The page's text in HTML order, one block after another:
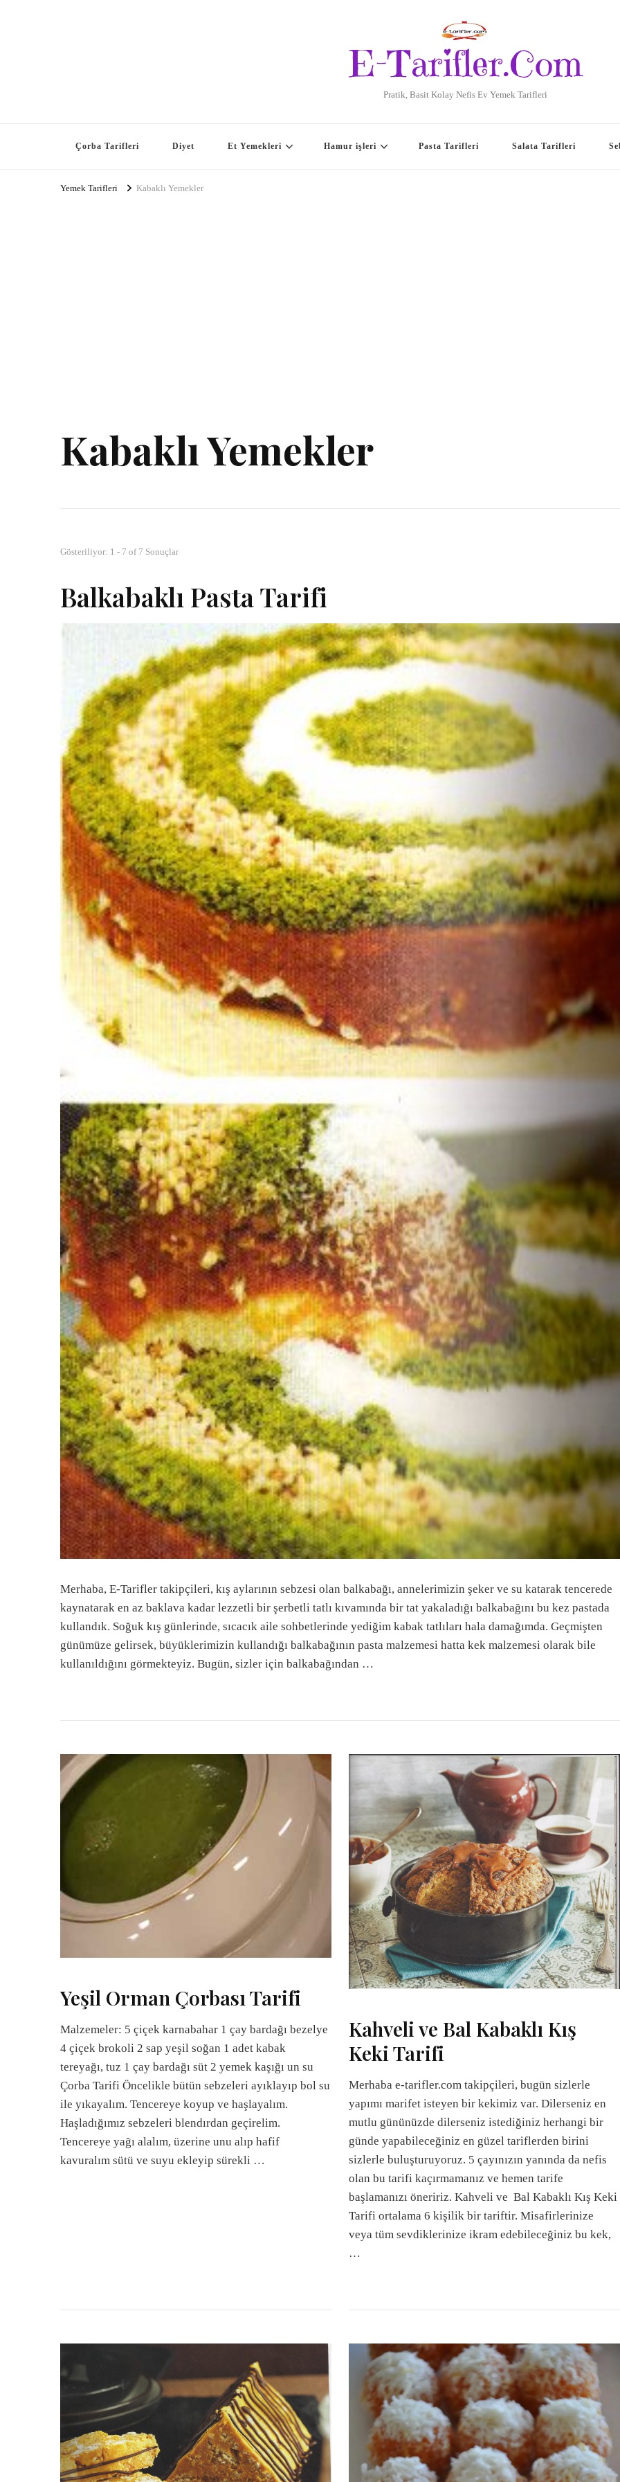
E-Tarifler.Com
Pratik, Basit Kolay Nefis Ev Yemek Tarifleri
Çorba Tarifleri Diyet Et Yemekleri Hamur işleri Pasta Tarifleri Salata Tarifleri
Yemek Tarifleri Kabaklı Yemekler
Kabaklı Yemekler
Gösteriliyor: 1 - 7 of 7 Sonuçlar
Balkabaklı Pasta Tarifi
Merhaba, E-Tarifler takipçileri, kış aylarının sebzesi olan balkabağı, annelerimizin şeker ve su katarak tencerede
kaynatarak en az baklava kadar lezzetli bir şerbetli tatlı kıvamında bir tat yakaladığı balkabağını bu kez pastada
kullandık. Soğuk kış günlerinde, sıcacık aile sohbetlerinde yediğim kabak tatlıları hala damağımda. Geçmişten
günümüze gelirsek, büyüklerimizin kullandığı balkabağının pasta malzemesi hatta kek malzemesi olarak bile
kullanıldığını görmekteyiz. Bugün, sizler için balkabağından …
Yeşil Orman Çorbası Tarifi
Malzemeler: 5 çiçek karnabahar 1 çay bardağı bezelye
4 çiçek brokoli 2 sap yeşil soğan 1 adet kabak
tereyağı, tuz 1 çay bardağı süt 2 yemek kaşığı un su
Çorba Tarifi Öncelikle bütün sebzeleri ayıklayıp bol su
ile yıkayalım. Tencereye koyup ve haşlayalım.
Haşladığımız sebzeleri blendırdan geçirelim.
Tencereye yağı alalım, üzerine unu alıp hafif
kavuralım sütü ve suyu ekleyip sürekli …
Kahveli ve Bal Kabaklı Kış
Keki Tarifi
Merhaba e-tarifler.com takipçileri, bugün sizlerle
yapımı marifet isteyen bir kekimiz var. Dilerseniz en
mutlu gününüzde dilerseniz istediğiniz herhangi bir
günde yapabileceğiniz en güzel tariflerden birini
sizlerle buluşturuyoruz. 5 çayınızın yanında da nefis
olan bu tarifi kaçırmamanız ve hemen tarife
başlamanızı öneririz. Kahveli ve Bal Kabaklı Kış Keki
Tarifi ortalama 6 kişilik bir tariftir. Misafirlerinize
veya tüm sevdiklerinize ikram edebileceğiniz bu kek,
…